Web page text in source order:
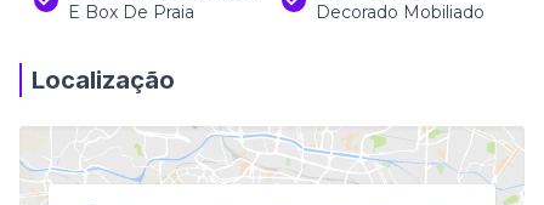
E Box De Praia
Decorado Mobiliado
Localização